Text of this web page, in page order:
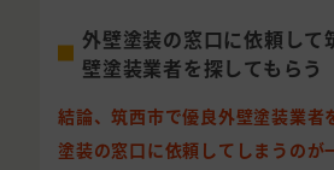
外壁塗装の窓口に依頼して
壁塗装業者を探してもらう
結論、筑西市で優良外壁塗装業者
塗装の窓口に依頼してしまうのが